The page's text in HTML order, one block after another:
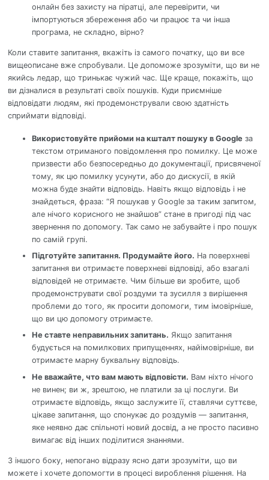
онлайн без захисту на піратці, але перевірити, чи
імпортуються збереження або чи працює та чи інша
програма, не складно, вірно?
Коли ставите запитання, вкажіть із самого початку, що ви все
вищеописане вже спробували. Це допоможе зрозуміти, що ви не
якийсь ледар, що тринькає чужий час. Ще краще, покажіть, що
ви дізналися в результаті своїх пошуків. Куди приємніше
відповідати людям, які продемонстрували свою здатність
сприймати відповіді.
Використовуйте прийоми на кшталт пошуку в Googleза
текстом отриманого повідомлення про помилку. Це може
призвести або безпосередньо до документації, присвяченої
тому, як цю помилку усунути, або до дискусії, в якій
можна буде знайти відповідь. Навіть якщо відповідь і не
знайдеться, фраза: “Я пошукав у Google за таким запитом,
але нічого корисного не знайшов” стане в пригоді під час
звернення по допомогу. Так само не забувайте і про пошук
по самій групі.
Підготуйте запитання. Продумайте його. На поверхневі
запитання ви отримаєте поверхневі відповіді, або взагалі
відповідей не отримаєте. Чим більше ви зробите, щоб
продемонструвати свої роздуми та зусилля з вирішення
проблеми до того, як просити допомоги, тим імовірніше,
що ви цю допомогу отримаєте.
Не ставте неправильних запитань. Якщо запитання
будується на помилкових припущеннях, найімовірніше, ви
отримаєте марну буквальну відповідь.
Не вважайте, что вам мають відповісти. Вам ніхто нічого
не винен; ви ж, зрештою, не платили за ці послуги. Ви
отримаєте відповідь, якщо заслужите її, ставлячи суттєве,
цікаве запитання, що спонукає до роздумів — запитання,
яке неявно дає спільноті новий досвід, а не просто пасивно
вимагає від інших поділитися знаннями.
З іншого боку, непогано відразу ясно дати зрозуміти, що ви
можете і хочете допомогти в процесі вироблення рішення. На